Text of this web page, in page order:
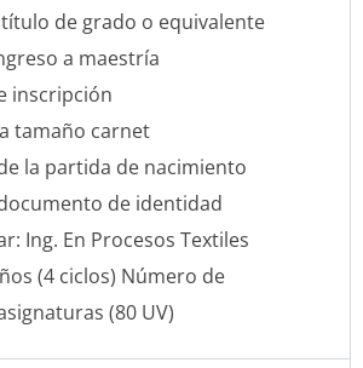
de grado o equivalente
a maestría
inscripción
tamaño carnet
la partida de nacimiento
de identidad
Ing. En Procesos Textiles
(4 ciclos) Número de
(80 UV)